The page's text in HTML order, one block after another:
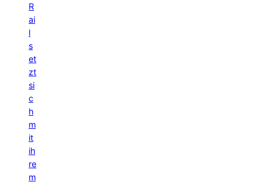
R
ai
l
s
et
zt
si
c
h
m
it
ih
re
m